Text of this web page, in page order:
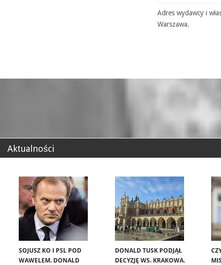
Adres wydawcy i
Warszawa.
Aktualności
SOJUSZ KO I PSL POD
WAWELEM. DONALD
DONALD TUSK PODJĄŁ
DECYZJĘ WS. KRAKOWA.